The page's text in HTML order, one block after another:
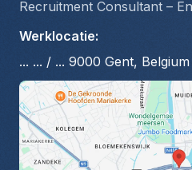
Recruitment Consultant –
Werklocatie:
... ... / ... 9000 Gent, Belgium